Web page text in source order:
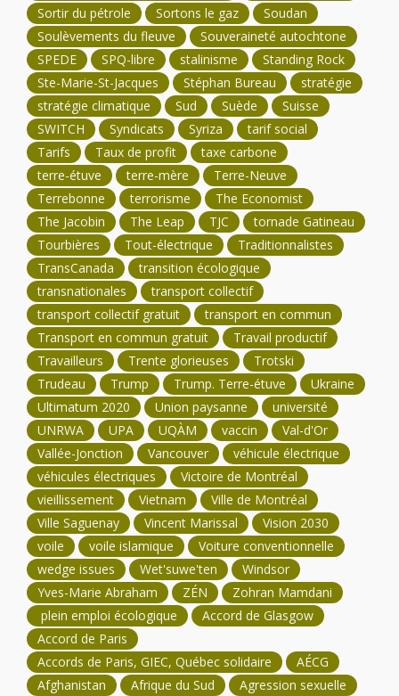
Sortir du pétrole
Sortons le gaz
Soudan
Soulèvements du fleuve
Souveraineté autochtone
SPEDE
SPQ-libre stalinisme
Standing Rock
Ste-Marie-St-Jacques
Stéphan Bureau
stratégie
stratégie climatique
Sud Suède
Suisse
SWITCH
Syndicats Syriza
tarif social
Tarifs
Taux de profit
taxe carbone
terre-étuve
terre-mère
Terre-Neuve
Terrebonne
terrorisme
The Economist
The Jacobin
The Leap TJC
tornade Gatineau
Tourbières
Tout-électrique
Traditionnalistes
TransCanada
transition écologique
transnationales
transport collectif
transport collectif gratuit
transport en commun
Transport en commun gratuit
Travail productif
Travailleurs
Trente glorieuses
Trotski
Trudeau
Trump Trump. Terre-étuve
Ukraine
Ultimatum 2020
Union paysanne
université
UNRWA
UPA UQÀM vaccin
Val-d'Or
Vallée-Jonction
Vancouver
véhicule électrique
véhicules électriques
Victoire de Montréal
vieillissement
Vietnam
Ville de Montréal
Ville Saguenay
Vincent Marissal
Vision 2030
voile
voile islamique
Voiture conventionnelle
wedge issues
Wet'suwe'ten
Windsor
Yves-Marie Abraham
ZÉN
Zohran Mamdani
plein emploi écologique
Accord de Glasgow
Accord de Paris
Accords de Paris, GIEC, Québec solidaire
AÉCG
Afghanistan
Afrique du Sud Agression sexuelle